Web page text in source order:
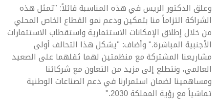
وعلق الدكتور الريس في هذه المناسبة قائلاً: "تمثل هذه
الشراكة التزاماً منا بتمكين ودعم نمو القطاع الخاص المحلي
من خلال إطلاق الإمكانات الاستثمارية واستقطاب الاستثمارات
الأجنبية المباشرة." وأضاف: "يشكل هذا التحالف أولى
مشاريعنا المشتركة مع منظمتين لهما ثقلهما على الصعيد
العالمي، ونتطلع إلى مزيد من التعاون مع شركائنا
ومساهمينا لضمان استمرارنا في دعم الصناعات الوطنية
تماشياً مع رؤية المملكة 2030."